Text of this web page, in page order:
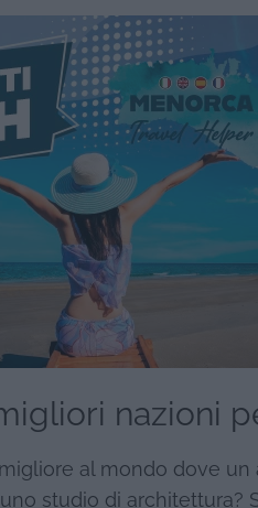
nazioni
al mondo dove
studio di